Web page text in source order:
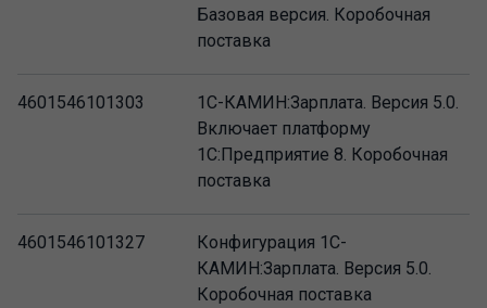
Базовая версия. Коробочная
поставка
4601546101303
1С-КАМИН:Зарплата. Версия 5.0.
Включает платформу
1С:Предприятие 8. Коробочная
поставка
4601546101327
Конфигурация 1С-
КАМИН:Зарплата. Версия 5.0.
Коробочная поставка